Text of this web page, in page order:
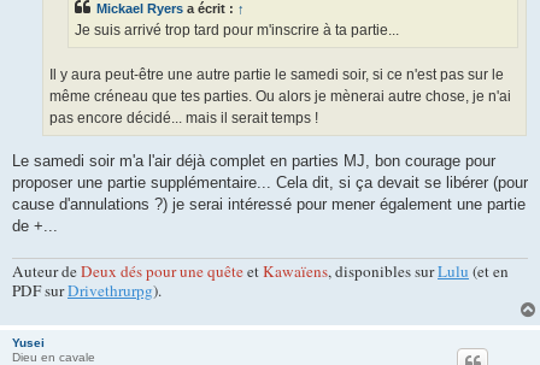
Mickael Ryers a écrit : ↑
Je suis arrivé trop tard pour m'inscrire à ta partie...
Il y aura peut-être une autre partie le samedi soir, si ce n'est pas sur le
même créneau que tes parties. Ou alors je mènerai autre chose, je n'ai
pas encore décidé... mais il serait temps !
Le samedi soir m'a l'air déjà complet en parties MJ, bon courage pour
proposer une partie supplémentaire... Cela dit, si ça devait se libérer (pour
cause d'annulations ?) je serai intéressé pour mener également une partie
de +...
Auteur deDeux dés pour une quêteetKawaïens, disponibles surLulu (et en
PDF surDrivethrurpg).
Yusei
Dieu en cavale